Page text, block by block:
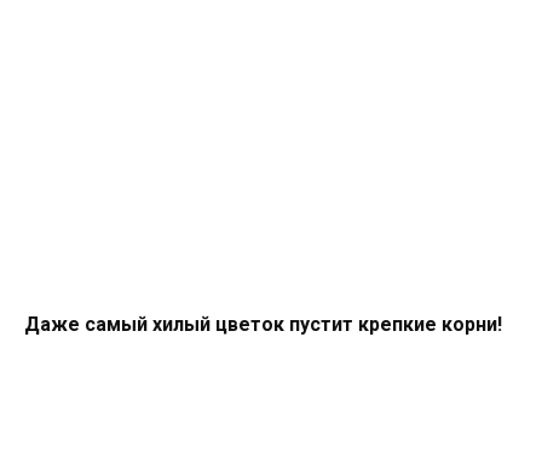
Даже самый хилый цветок пустит крепкие корни!